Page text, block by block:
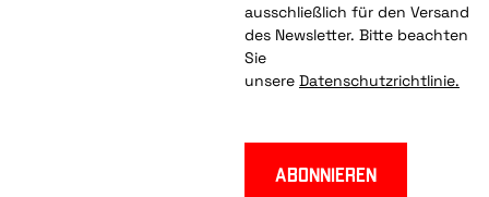
ausschließlich für den Versand
des Newsletter. Bitte beachten
Sie
unsere Datenschutzrichtlinie.
Abonnieren